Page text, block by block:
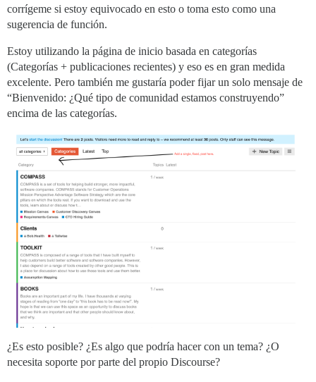
corrígeme si estoy equivocado en esto o toma esto como una
sugerencia de función.
Estoy utilizando la página de inicio basada en categorías
(Categorías + publicaciones recientes) y eso es en gran medida
excelente. Pero también me gustaría poder fijar un solo mensaje de
“Bienvenido: ¿Qué tipo de comunidad estamos construyendo”
encima de las categorías.
¿Es esto posible? ¿Es algo que podría hacer con un tema? ¿O
necesita soporte por parte del propio Discourse?